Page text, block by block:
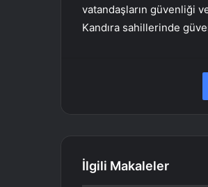
vatandaşların güvenliği
Kandıra sahillerinde
İlgili Makaleler